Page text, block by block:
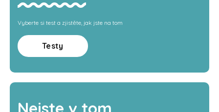
Vyberte si test a zjistěte, jak jste na tom
Testy